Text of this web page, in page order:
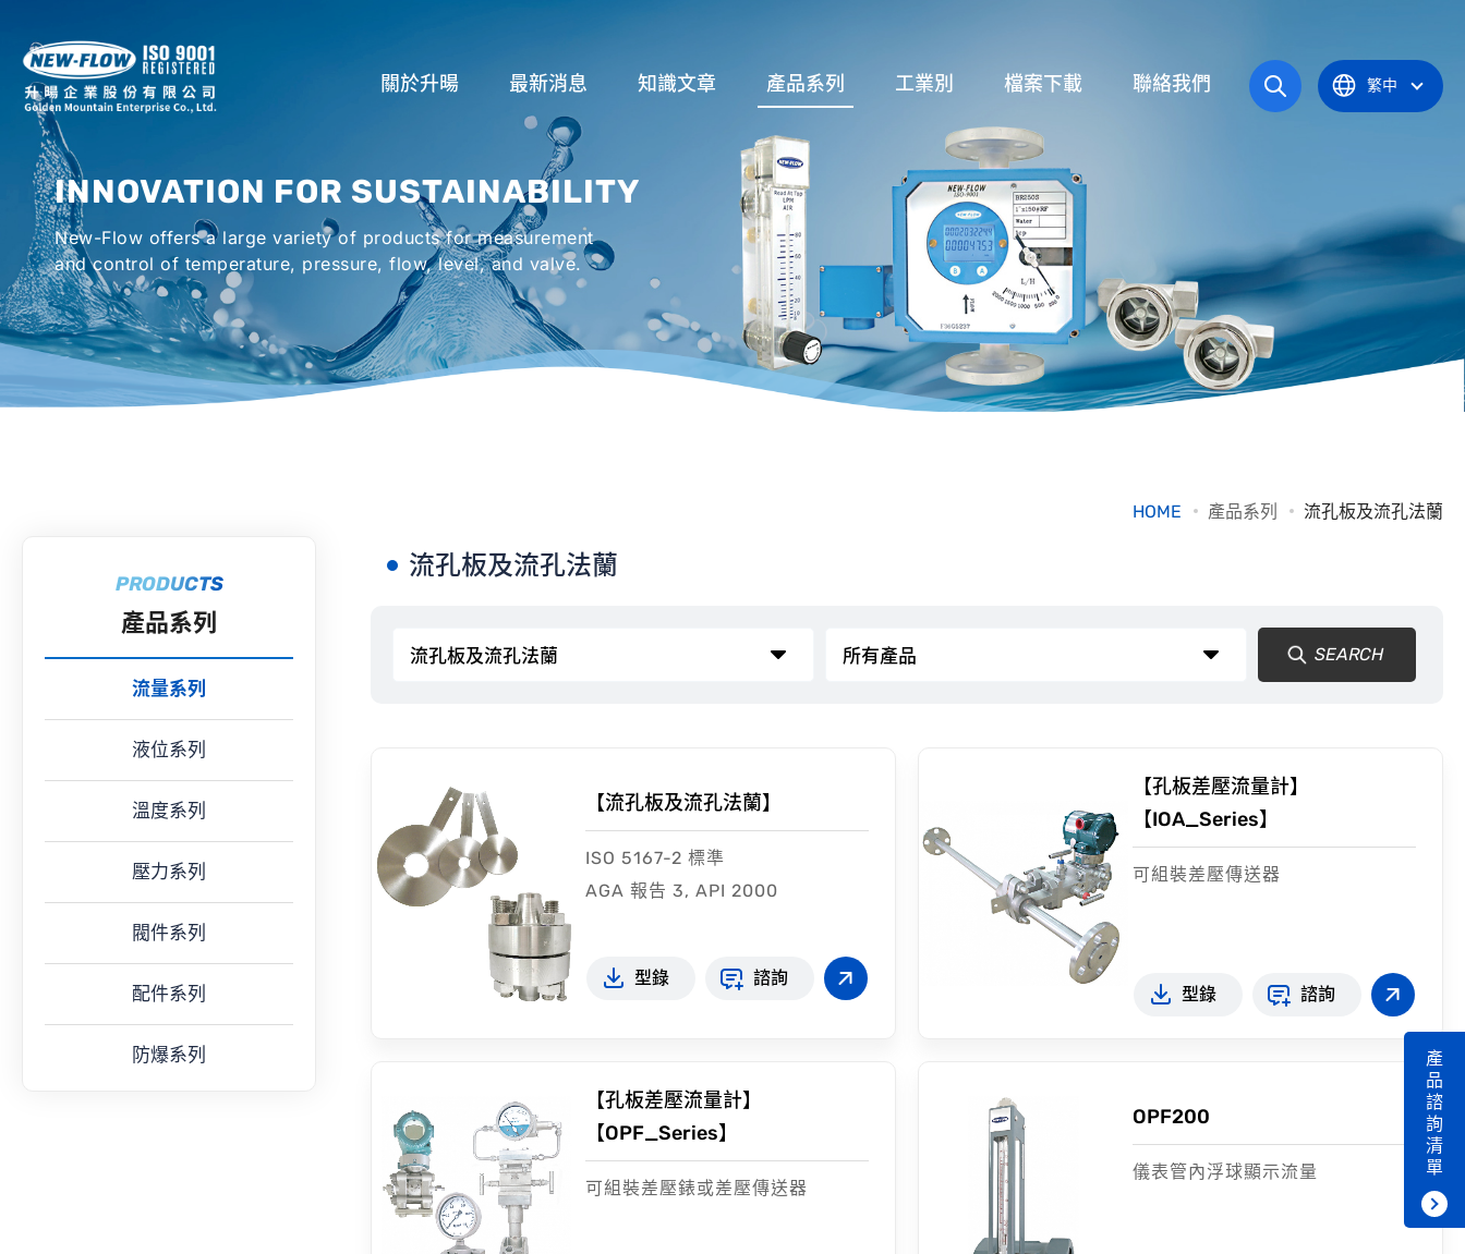
關於升暘
所在地
全球代理商
最新消息 知識文章
液位計種類及運作
壓力開關
產品系列
流量系列
液位系列
溫度系列
壓力系列
閥件系列
配件系列
工業別
潤滑系統
冷卻機組系統
烤箱及臭氧反應爐
機械密封罐系統
緊急淋浴洗眼器
檔案下載
操作手冊
產品型錄
認證證書
聯絡我們 繁中
INNOVATION FOR SUSTAINABILITY
New-Flow offers a large variety of products for measurement
and control of temperature, pressure, flow, level, and valve.
HOME 產品系列 流孔板及流孔法蘭
PRODUCTS
產品系列
流量系列
液位系列
溫度系列
壓力系列
閥件系列
配件系列
防爆系列
流孔板及流孔法蘭
SEARCH
【流孔板及流孔法蘭】
ISO 5167-2 標準
AGA 報告 3, API 2000
型錄 諮詢
【孔板差壓流量計】
【IOA_Series】
可組裝差壓傳送器
型錄 諮詢
【孔板差壓流量計】
【OPF_Series】
可組裝差壓錶或差壓傳送器
OPF200
儀表管內浮球顯示流量
產
品
諮
詢
清
單